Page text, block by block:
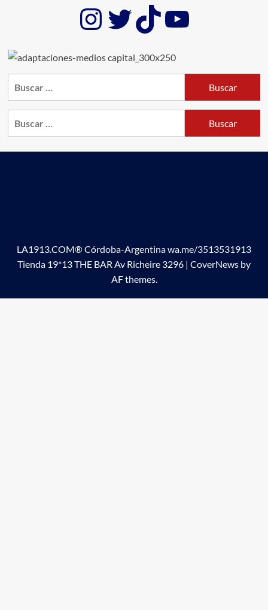
Instagram
Twitter
TikTok
LA1913.COM® Córdoba-Argentina wa.me/3513531913
Tienda 19*13 THE BAR Av Richeire 3296 | CoverNews by
AF themes.